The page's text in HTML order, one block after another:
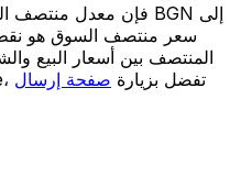
المنتصف بين أسعار البيع
لمعرفة تكلفة هذا التحويل مع Xe، تفضل بزيارة صفحة إرسال